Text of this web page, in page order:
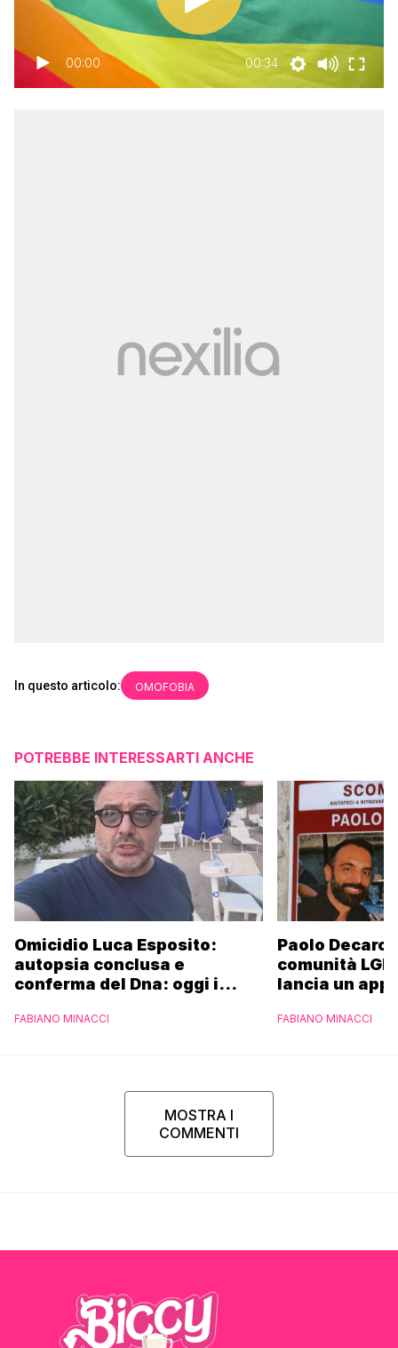
00:00 00:34
In questo articolo: OMOFOBIA
POTREBBE INTERESSARTI ANCHE
Omicidio Luca Esposito:
autopsia conclusa e
conferma del Dna: oggi i
FABIANO MINACCI
Paolo Decaro
comunità
lancia un
FABIANO MINACCI
MOSTRA I
COMMENTI